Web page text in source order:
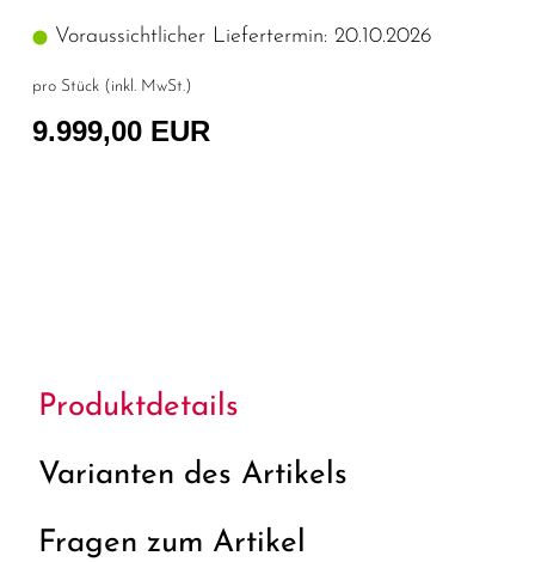
Voraussichtlicher Liefertermin: 20.10.2026
pro Stück (inkl. MwSt.)
9.999,00 EUR
Produktdetails
Varianten des Artikels
Fragen zum Artikel